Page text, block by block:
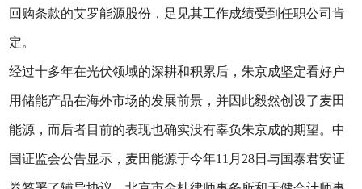
回购条款的艾罗能源股份，足见其工作成绩受到任职公司肯
定。
经过十多年在光伏领域的深耕和积累后，朱京成坚定看好户
用储能产品在海外市场的发展前景，并因此毅然创设了麦田
能源，而后者目前的表现也确实没有辜负朱京成的期望。中
国证监会公告显示，麦田能源于今年11月28日与国泰君安证